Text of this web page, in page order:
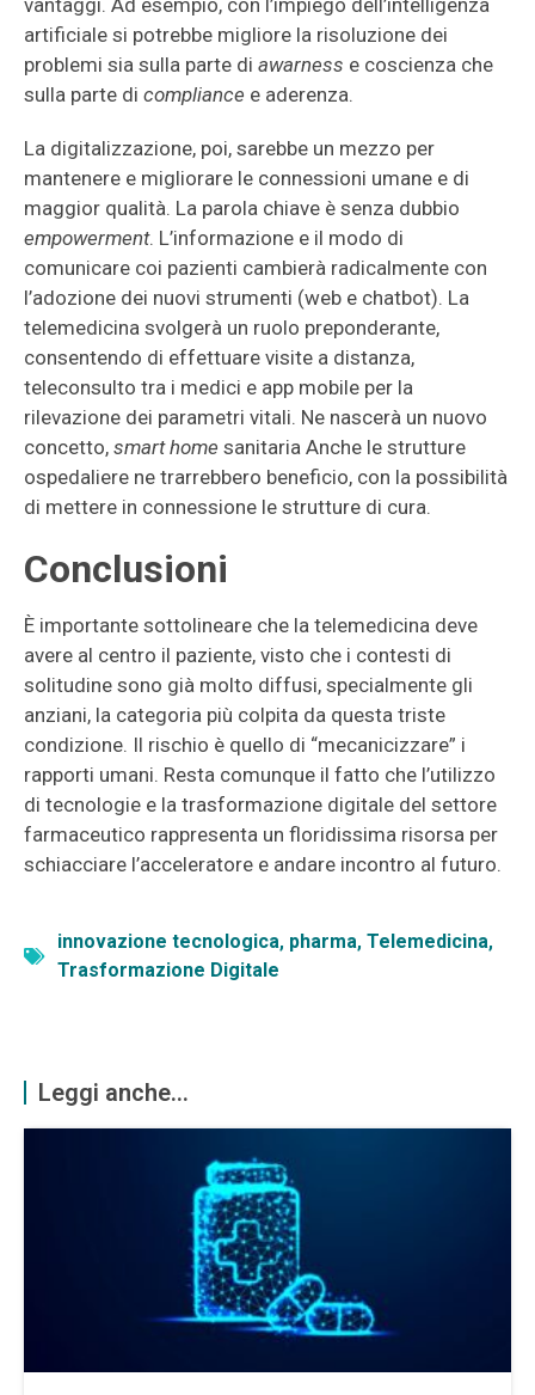
vantaggi. Ad esempio, con l’impiego dell’intelligenza
artificiale si potrebbe migliore la risoluzione dei
problemi sia sulla parte di awarness e coscienza che
sulla parte di compliance e aderenza.
La digitalizzazione, poi, sarebbe un mezzo per
mantenere e migliorare le connessioni umane e di
maggior qualità. La parola chiave è senza dubbio
empowerment. L’informazione e il modo di
comunicare coi pazienti cambierà radicalmente con
l’adozione dei nuovi strumenti (web e chatbot). La
telemedicina svolgerà un ruolo preponderante,
consentendo di effettuare visite a distanza,
teleconsulto tra i medici e app mobile per la
rilevazione dei parametri vitali. Ne nascerà un nuovo
concetto, smart home sanitaria Anche le strutture
ospedaliere ne trarrebbero beneficio, con la possibilità
di mettere in connessione le strutture di cura.
Conclusioni
È importante sottolineare che la telemedicina deve
avere al centro il paziente, visto che i contesti di
solitudine sono già molto diffusi, specialmente gli
anziani, la categoria più colpita da questa triste
condizione. Il rischio è quello di “mecanicizzare” i
rapporti umani. Resta comunque il fatto che l’utilizzo
di tecnologie e la trasformazione digitale del settore
farmaceutico rappresenta un floridissima risorsa per
schiacciare l’acceleratore e andare incontro al futuro.
innovazione tecnologica, pharma, Telemedicina,
Trasformazione Digitale
Leggi anche...